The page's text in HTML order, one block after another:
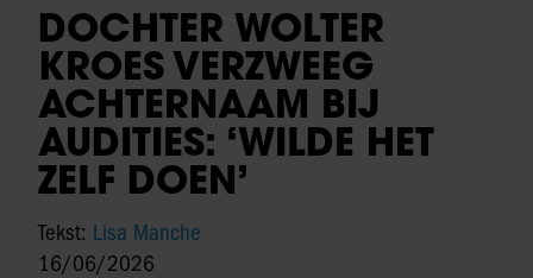
DOCHTER WOLTER
KROES VERZWEEG
ACHTERNAAM BIJ
AUDITIES: ‘WILDE HET
ZELF DOEN’
Tekst: Lisa Manche
16/06/2026